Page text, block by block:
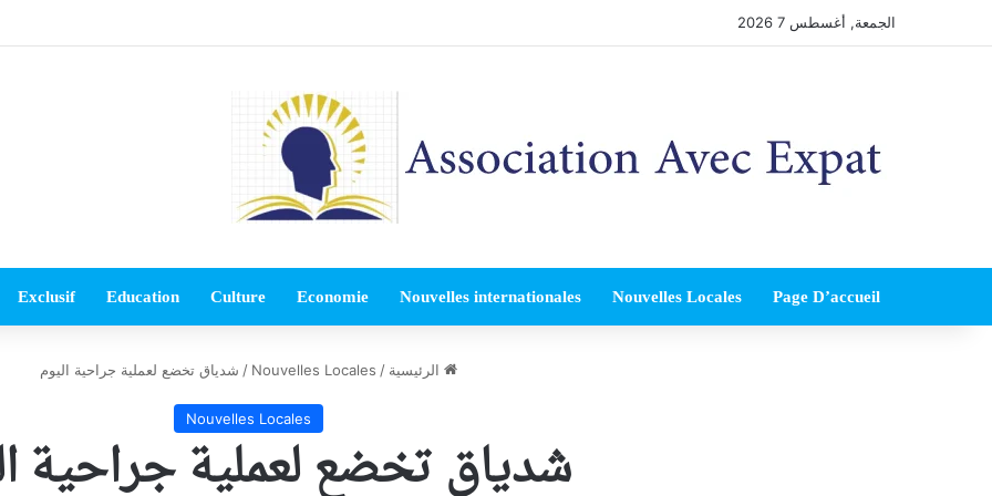
الجمعة, أغسطس 7 2026
Page D’accueil
Nouvelles Locales
Nouvelles internationales
Economie
Culture
Education
Exclusif
الرئيسية /
Nouvelles Locales
/ شدياق تخضع لعملية جراحية اليوم
Nouvelles Locales
شدياق تخضع لعملية جراحية